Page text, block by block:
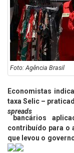
Foto: Agência Brasil
Economistas
taxa Selic –
spreads
bancários
contribuído para o
que levou o